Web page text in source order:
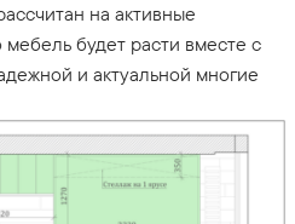
на активные
мебель будет расти вместе с
и актуальной многие